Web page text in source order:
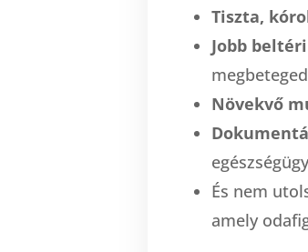
Tiszta,
Jobb
Növekvő
És nem
amely